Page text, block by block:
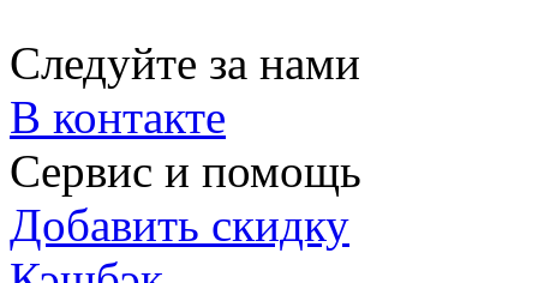
Следуйте за нами
В контакте
Сервис и помощь
Добавить скидку